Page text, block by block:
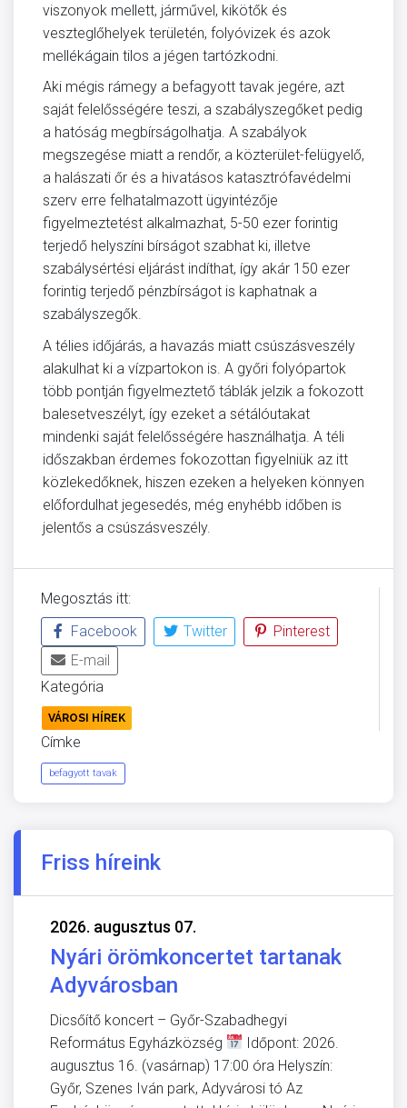
viszonyok mellett, járművel, kikötők és
veszteglőhelyek területén, folyóvizek és azok
mellékágain tilos a jégen tartózkodni.
Aki mégis rámegy a befagyott tavak jegére, azt
saját felelősségére teszi, a szabályszegőket pedig
a hatóság megbírságolhatja. A szabályok
megszegése miatt a rendőr, a közterület-felügyelő,
a halászati őr és a hivatásos katasztrófavédelmi
szerv erre felhatalmazott ügyintézője
figyelmeztetést alkalmazhat, 5-50 ezer forintig
terjedő helyszíni bírságot szabhat ki, illetve
szabálysértési eljárást indíthat, így akár 150 ezer
forintig terjedő pénzbírságot is kaphatnak a
szabályszegők.
A télies időjárás, a havazás miatt csúszásveszély
alakulhat ki a vízpartokon is. A győri folyópartok
több pontján figyelmeztető táblák jelzik a fokozott
balesetveszélyt, így ezeket a sétálóutakat
mindenki saját felelősségére használhatja. A téli
időszakban érdemes fokozottan figyelniük az itt
közlekedőknek, hiszen ezeken a helyeken könnyen
előfordulhat jegesedés, még enyhébb időben is
jelentős a csúszásveszély.
Megosztás itt:
Facebook
Twitter
Pinterest
E-mail
Kategória
VÁROSI HÍREK
Címke
befagyott tavak
Friss híreink
2026. augusztus 07.
Nyári örömkoncertet tartanak
Adyvárosban
Dicsőítő koncert – Győr-Szabadhegyi
Református Egyházközség
Időpont: 2026.
augusztus 16. (vasárnap) 17:00 óra Helyszín:
Győr, Szenes Iván park, Adyvárosi tó Az